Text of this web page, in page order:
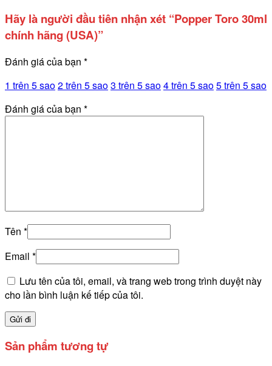
Hãy là người đầu tiên nhận xét “Popper Toro 30ml
chính hãng (USA)”
Đánh giá của bạn *
1 trên 5 sao2 trên 5 sao3 trên 5 sao4 trên 5 sao5 trên 5 sao
Đánh giá của bạn *
Tên *
Email *
Lưu tên của tôi, email, và trang web trong trình duyệt này
cho lần bình luận kế tiếp của tôi.
Sản phẩm tương tự